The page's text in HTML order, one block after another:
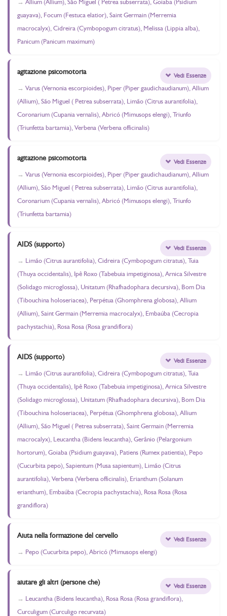
Allium (Allium), São Miguel ( Petrea subserrata), Goiaba (Psidium
guayava), Focum (Festuca elatior), Saint Germain (Merremia
macrocalyx), Cidreira (Cymbopogum citratus), Melissa (Lippia alba),
Panicum (Panicum maximum)
agitazione psicomotoria
Varus (Vernonia escorpioides), Piper (Piper gaudichaudianum), Allium
(Allium), São Miguel ( Petrea subserrata), Limão (Citrus aurantifolia),
Coronarium (Cupania vernalis), Abricó (Mimusops elengi), Triunfo
(Triunfetta bartamia), Verbena (Verbena officinalis)
Vedi Essenze
agitazione psicomotoria
Varus (Vernonia escorpioides), Piper (Piper gaudichaudianum), Allium
(Allium), São Miguel ( Petrea subserrata), Limão (Citrus aurantifolia),
Coronarium (Cupania vernalis), Abricó (Mimusops elengi), Triunfo
(Triunfetta bartamia)
Vedi Essenze
AIDS (supporto)
Limão (Citrus aurantifolia), Cidreira (Cymbopogum citratus), Tuia
(Thuya occidentalis), Ipê Roxo (Tabebuia impetiginosa), Arnica Silvestre
(Solidago microglossa), Unitatum (Rhafhadophara decursiva), Bom Dia
(Tibouchina holoseriacea), Perpétua (Ghomphrena globosa), Allium
(Allium), Saint Germain (Merremia macrocalyx), Embaúba (Cecropia
pachystachia), Rosa Rosa (Rosa grandiflora)
Vedi Essenze
AIDS (supporto)
Limão (Citrus aurantifolia), Cidreira (Cymbopogum citratus), Tuia
(Thuya occidentalis), Ipê Roxo (Tabebuia impetiginosa), Arnica Silvestre
(Solidago microglossa), Unitatum (Rhafhadophara decursiva), Bom Dia
(Tibouchina holoseriacea), Perpétua (Ghomphrena globosa), Allium
(Allium), São Miguel ( Petrea subserrata), Saint Germain (Merremia
macrocalyx), Leucantha (Bidens leucantha), Gerânio (Pelargonium
hortorum), Goiaba (Psidium guayava), Patiens (Rumex patientia), Pepo
(Cucurbita pepo), Sapientum (Musa sapientum), Limão (Citrus
aurantifolia), Verbena (Verbena officinalis), Erianthum (Solanum
erianthum), Embaúba (Cecropia pachystachia), Rosa Rosa (Rosa
grandiflora)
Vedi Essenze
Aiuta nella formazione del cervello
Pepo (Cucurbita pepo), Abricó (Mimusops elengi)
Vedi Essenze
aiutare gli altri (persone che)
Leucantha (Bidens leucantha), Rosa Rosa (Rosa grandiflora),
Curculigum (Curculigo recurvata)
Vedi Essenze